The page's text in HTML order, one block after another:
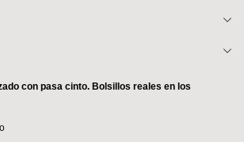
con pasa cinto. Bolsillos reales en los